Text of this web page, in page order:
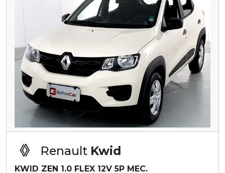
Renault Kwid
KWID ZEN 1.0 FLEX 12V 5P MEC.